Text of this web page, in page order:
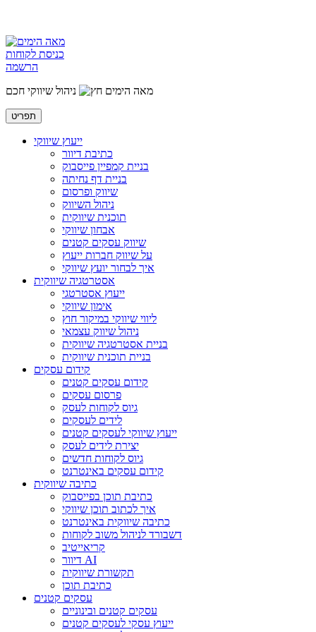
כניסת לקוחות
הרשמה
מאה הימים
ניהול שיווקי חכם
תפריט
ייעוץ שיווקי
כתיבת דיוור
בניית קמפיין פייסבוק
בניית דף נחיתה
שיווק ופרסום
ניהול השיווק
תוכנית שיווקית
אבחון שיווקי
שיווק עסקים קטנים
על שיווק חברות ייעוץ
איך לבחור יועץ שיווקי
אסטרטגיה שיווקית
ייעוץ אסטרטגי
אימון שיווקי
ליווי שיווקי במיקור חוץ
ניהול שיווק עצמאי
בניית אסטרטגיה שיווקית
בניית תוכנית שיווקית
קידום עסקים
קידום עסקים קטנים
פרסום עסקים
גיוס לקוחות לעסק
לידים לעסקים
ייעוץ שיווקי לעסקים קטנים
יצירת לידים לעסק
גיוס לקוחות חדשים
קידום עסקים באינטרנט
כתיבה שיווקית
כתיבת תוכן בפייסבוק
איך לכתוב תוכן שיווקי
כתיבה שיווקית באינטרנט
דשבורד לניהול משוב לקוחות
קריאייטיב
דיוור AI
תקשורת שיווקית
כתיבת תוכן
עסקים קטנים
עסקים קטנים ובינוניים
ייעוץ עסקי לעסקים קטנים